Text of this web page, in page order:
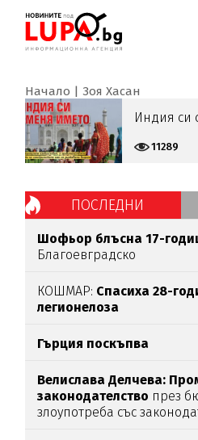
Начало Зоя Хасан
Индия си
11289
ПОСЛЕДНИ
Шофьор блъсна 17-
Благоевградско
КОШМАР: Спасиха 28-
легионелоза
Гърция поскъпва
Велислава Делчева:
законодателство през
злоупотреба със